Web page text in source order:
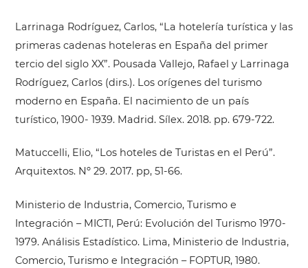
Larrinaga Rodríguez, Carlos, “La hotelería turística y las
primeras cadenas hoteleras en España del primer
tercio del siglo XX”. Pousada Vallejo, Rafael y Larrinaga
Rodríguez, Carlos (dirs.). Los orígenes del turismo
moderno en España. El nacimiento de un país
turístico, 1900- 1939. Madrid. Sílex. 2018. pp. 679-722.
Matuccelli, Elio, “Los hoteles de Turistas en el Perú”.
Arquitextos. Nº 29. 2017. pp, 51-66.
Ministerio de Industria, Comercio, Turismo e
Integración – MICTI, Perú: Evolución del Turismo 1970-
1979. Análisis Estadístico. Lima, Ministerio de Industria,
Comercio, Turismo e Integración – FOPTUR, 1980.